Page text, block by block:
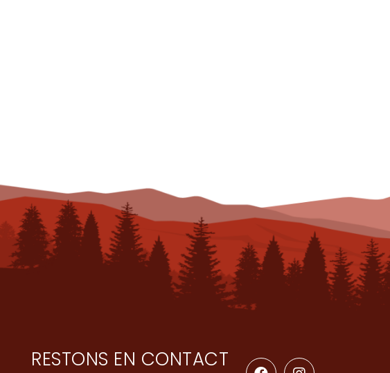
RESTONS EN CONTACT